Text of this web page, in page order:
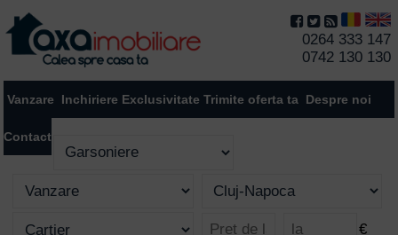
0264 333 147
0742 130 130
Vanzare Inchiriere Exclusivitate Trimite oferta ta Despre noi
Contact
€